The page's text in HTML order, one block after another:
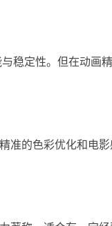
稳定性。但在动画
准的色彩优化和电